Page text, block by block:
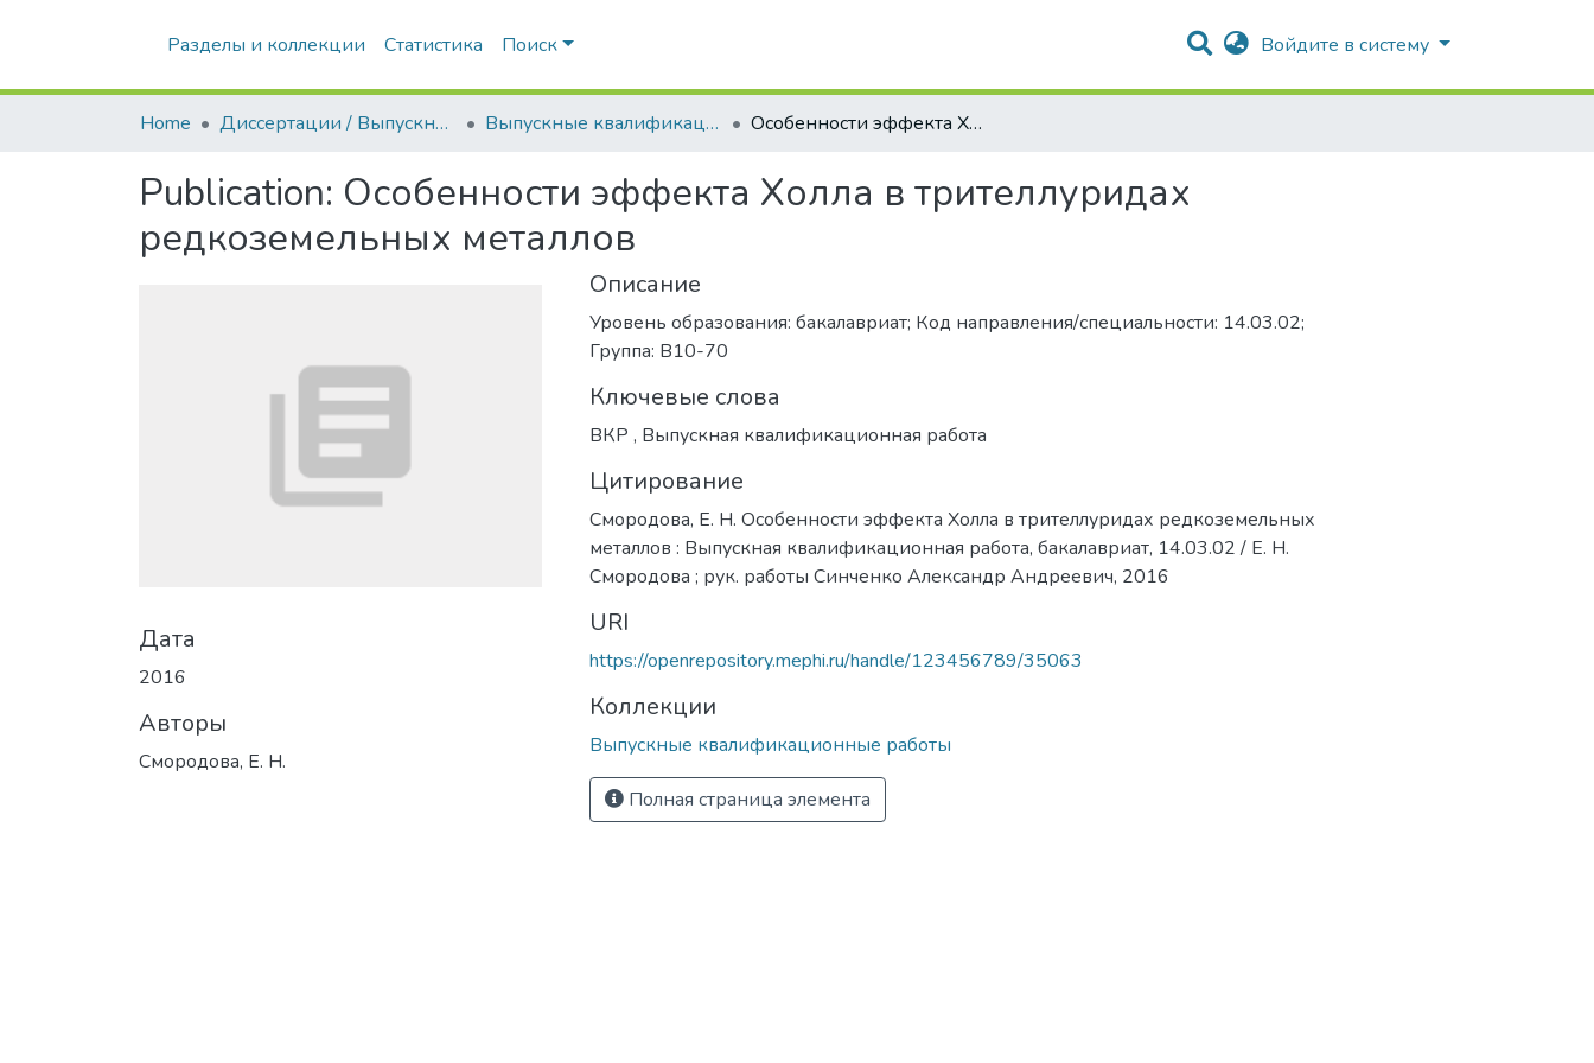
Разделы и коллекции Статистика Поиск Войдите в систему
Home Диссертации / Выпускные квалификационные работы Выпускные квалификационные работы Особенности эффекта Холла в трителлуридах редкоземельных металлов
Publication: Особенности эффекта Холла в трителлуридах
редкоземельных металлов
Дата
2016
Авторы
Смородова, Е. Н.
Описание
Уровень образования: бакалавриат; Код направления/специальности: 14.03.02;
Группа: В10-70
Ключевые слова
ВКР , Выпускная квалификационная работа
Цитирование
Смородова, Е. Н. Особенности эффекта Холла в трителлуридах редкоземельных
металлов : Выпускная квалификационная работа, бакалавриат, 14.03.02 / Е. Н.
Смородова ; рук. работы Синченко Александр Андреевич, 2016
URI
https://openrepository.mephi.ru/handle/123456789/35063
Коллекции
Выпускные квалификационные работы
Полная страница элемента